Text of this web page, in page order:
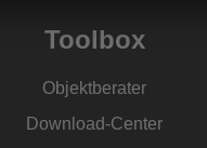
Toolbox
Objektberater
Download-Center